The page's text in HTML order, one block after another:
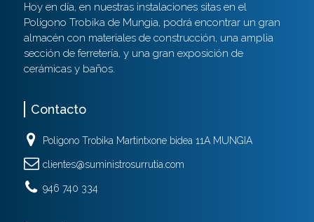
Hoy en día, en nuestras instalaciones sitas en el
Polígono Trobika de Mungia, podrá encontrar un gran
almacén con materiales de construcción, una amplia
sección de ferretería, y una gran exposición de
cerámicas y baños.
Contacto
Poligono Trobika Martintxone bidea 11A MUNGIA
clientes@suministrosurrutia.com
946 740 334